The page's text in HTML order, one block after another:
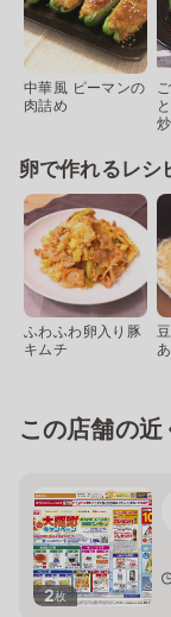
中華風 ピーマンの
肉詰め
卵で作れるレシ
ふわふわ卵入り豚
キムチ
この店舗の近
2枚